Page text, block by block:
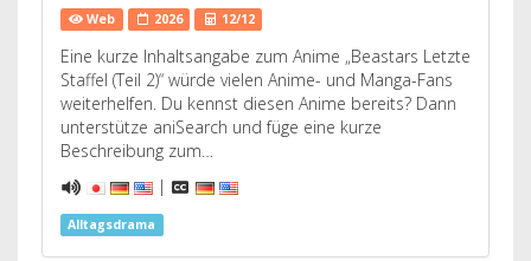
Web 2026 12/12
Eine kurze Inhaltsangabe zum Anime „Beastars Letzte
Staffel (Teil 2)“ würde vielen Anime- und Manga-Fans
weiterhelfen. Du kennst diesen Anime bereits? Dann
unterstütze aniSearch und füge eine kurze
Beschreibung zum…
|
Alltagsdrama